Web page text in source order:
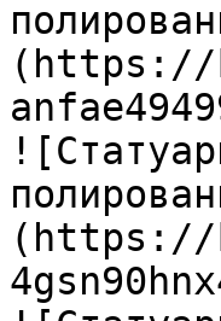
(https://
(https://